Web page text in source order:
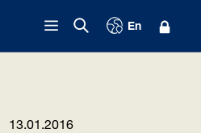
En
13.01.2016